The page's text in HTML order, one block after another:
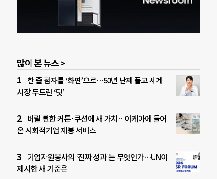
많이 본 뉴스 >
한 줄 점자를 ‘화면’으로…50년 난제 풀고 세계
시장 두드린 ‘닷’
버릴 뻔한 커튼·쿠션에 새 가치…이케아에 들어
온 사회적기업 재봉 서비스
기업자원봉사의 ‘진짜 성과’는 무엇인가…UN이
제시한 새 기준은